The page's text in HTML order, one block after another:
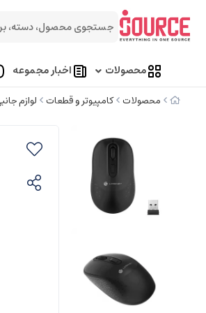
محصولات اخبار مجموعه
محصولات کامپیوتر و قطعات لوازم